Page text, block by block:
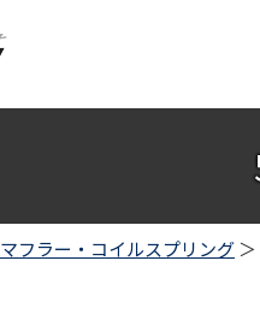
マフラー・コイルスプリング ＞